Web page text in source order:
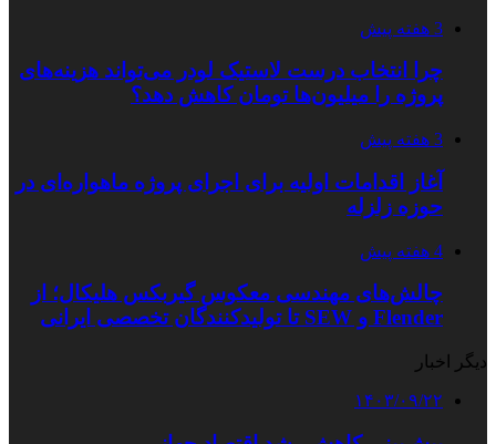
3 هفته پیش
چرا انتخاب درست لاستیک لودر می‌تواند هزینه‌های
پروژه را میلیون‌ها تومان کاهش دهد؟
3 هفته پیش
آغاز اقدامات اولیه برای اجرای پروژه ماهواره‌ای در
حوزه زلزله
4 هفته پیش
چالش‌های مهندسی معکوس گیربکس هلیکال؛ از
Flender و SEW تا تولیدکنندگان تخصصی ایرانی
دیگر اخبار
۱۴۰۳/۰۹/۲۲